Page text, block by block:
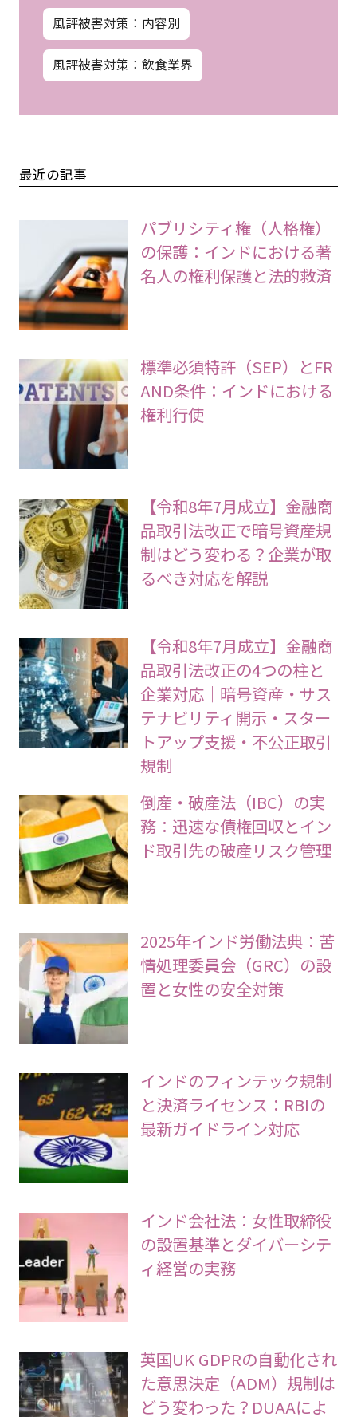
風評被害対策：内容別
風評被害対策：飲食業界
最近の記事
パブリシティ権（人格権）
の保護：インドにおける著
名人の権利保護と法的救済
標準必須特許（SEP）とFR
AND条件：インドにおける
権利行使
【令和8年7月成立】金融商
品取引法改正で暗号資産規
制はどう変わる？企業が取
るべき対応を解説
【令和8年7月成立】金融商
品取引法改正の4つの柱と
企業対応｜暗号資産・サス
テナビリティ開示・スター
トアップ支援・不公正取引
規制
倒産・破産法（IBC）の実
務：迅速な債権回収とイン
ド取引先の破産リスク管理
2025年インド労働法典：苦
情処理委員会（GRC）の設
置と女性の安全対策
インドのフィンテック規制
と決済ライセンス：RBIの
最新ガイドライン対応
インド会社法：女性取締役
の設置基準とダイバーシテ
ィ経営の実務
英国UK GDPRの自動化され
た意思決定（ADM）規制は
どう変わった？DUAAによ